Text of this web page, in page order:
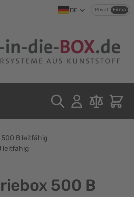
DE Privat Firma
B leitfähig
leitfähig
500 B